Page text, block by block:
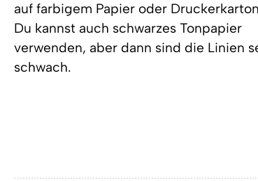
auf farbigem Papier oder
Du kannst auch schwarzes Tonpapier
verwenden, aber dann sind die Linien
schwach.